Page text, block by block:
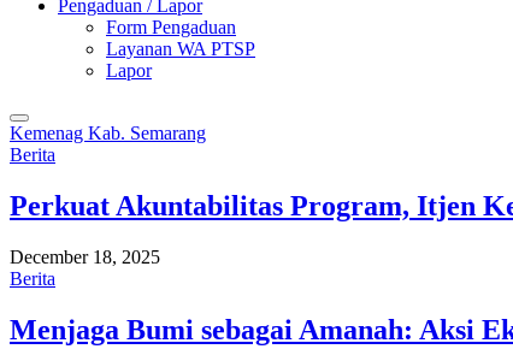
Pengaduan / Lapor
Form Pengaduan
Layanan WA PTSP
Lapor
Kemenag Kab. Semarang
Berita
Perkuat Akuntabilitas Program, Itjen
December 18, 2025
Berita
Menjaga Bumi sebagai Amanah: Aksi